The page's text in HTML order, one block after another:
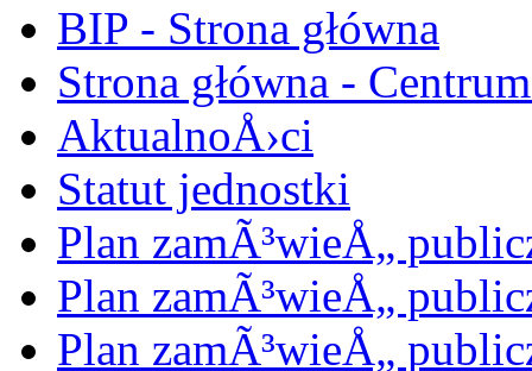
BIP - Strona główna
Strona główna -
AktualnoÅ›ci
Statut jednostki
Plan zamÃ³wieÅ„
Plan zamÃ³wieÅ„
Plan zamÃ³wieÅ„